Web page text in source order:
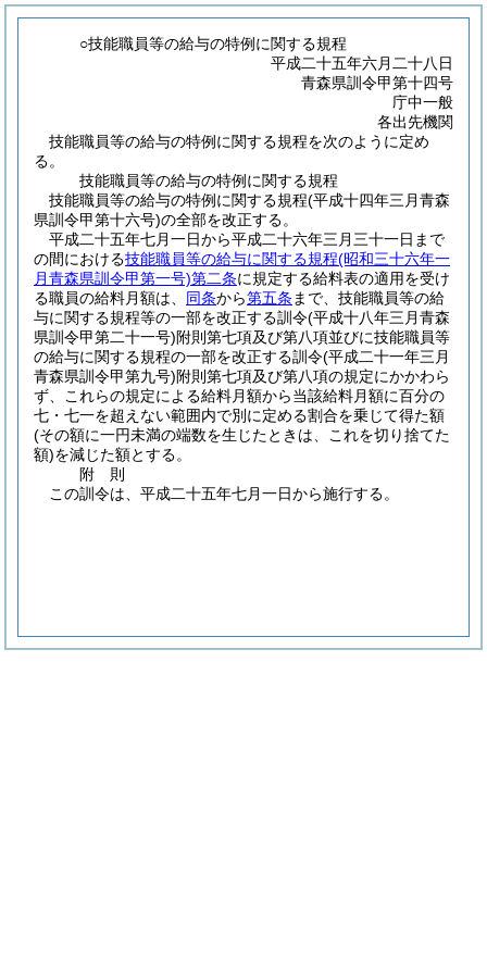
○技能職員等の給与の特例に関する規程
平成二十五年六月二十八日
青森県訓令甲第十四号
庁中一般
各出先機関
技能職員等の給与の特例に関する規程を次のように定め
る。
技能職員等の給与の特例に関する規程
技能職員等の給与の特例に関する規程(平成十四年三月青森
県訓令甲第十六号)の全部を改正する。
平成二十五年七月一日から平成二十六年三月三十一日まで
の間における技能職員等の給与に関する規程(昭和三十六年一
月青森県訓令甲第一号)第二条に規定する給料表の適用を受け
る職員の給料月額は、 同条から第五条 まで、技能職員等の給
与に関する規程等の一部を改正する訓令(平成十八年三月青森
県訓令甲第二十一号)附則第七項及び第八項並びに技能職員等
の給与に関する規程の一部を改正する訓令(平成二十一年三月
青森県訓令甲第九号)附則第七項及び第八項の規定にかかわら
ず、これらの規定による給料月額から当該給料月額に百分の
七・七一を超えない範囲内で別に定める割合を乗じて得た額
(その額に一円未満の端数を生じたときは、これを切り捨てた
額)を減じた額とする。
附 則
この訓令は、平成二十五年七月一日から施行する。